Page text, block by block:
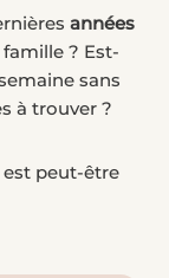
années
? Est-
sans
à trouver ?
est peut-être